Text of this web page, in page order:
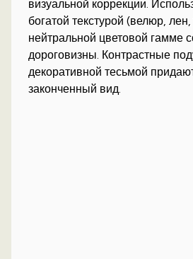
визуальной коррекции.
богатой текстурой (велюр,
нейтральной цветовой гамме
дороговизны. Контрастные
декоративной тесьмой
законченный вид.